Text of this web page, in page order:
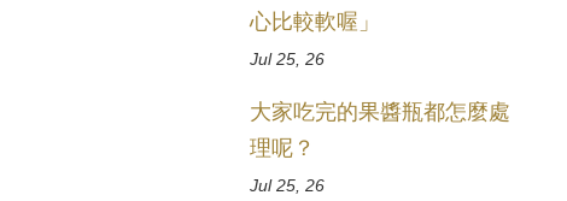
心比較軟喔」
Jul 25, 26
大家吃完的果醬瓶都怎麼處
理呢？
Jul 25, 26